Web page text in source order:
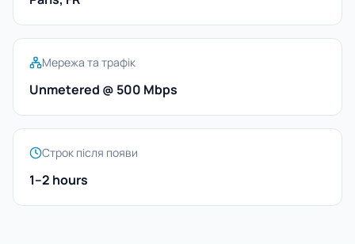
Мережа та трафік
Unmetered @ 500 Mbps
Строк після появи
1–2 hours